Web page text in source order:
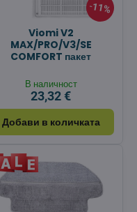
11%
Viomi V2
MAX/PRO/V3/SE
COMFORT пакет
В наличност
23,32 €
Добави в количката